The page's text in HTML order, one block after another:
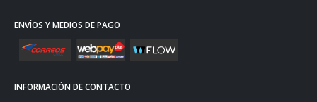
ENVÍOS Y MEDIOS DE PAGO
INFORMACIÓN DE CONTACTO